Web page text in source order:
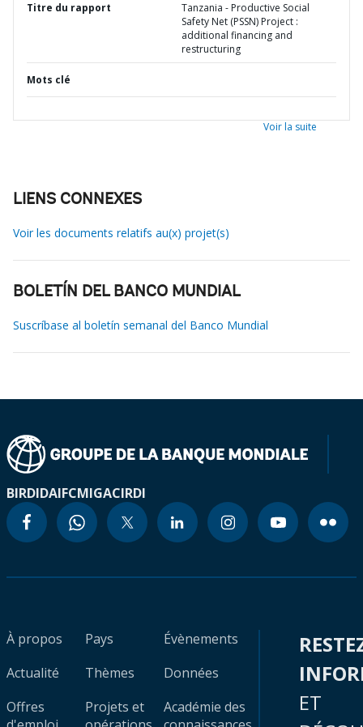
Titre du rapport
Tanzania - Productive Social
Safety Net (PSSN) Project :
additional financing and
restructuring
Mots clé
Voir la suite
LIENS CONNEXES
Voir les documents relatifs au(x) projet(s)
BOLETÍN DEL BANCO MUNDIAL
Suscríbase al boletín semanal del Banco Mundial
BIRDIDAIFCMIGACIRDI
À propos
Actualité
Offres
Pays
Thèmes
Projets et
Évènements
Données
Académie des
ET